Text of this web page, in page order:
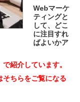
Webマーケ
ティングと
して、どこ
に注目すれ
ばよいかア
紹介しています。
ちらをご覧になる